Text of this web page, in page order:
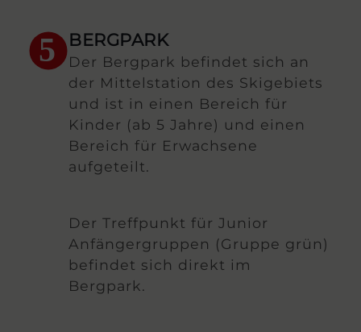
5 BERGPARK
Der Bergpark befindet sich an
der Mittelstation des Skigebiets
und ist in einen Bereich für
Kinder (ab 5 Jahre) und einen
Bereich für Erwachsene
aufgeteilt.
Der Treffpunkt für Junior
Anfängergruppen (Gruppe grün)
befindet sich direkt im
Bergpark.